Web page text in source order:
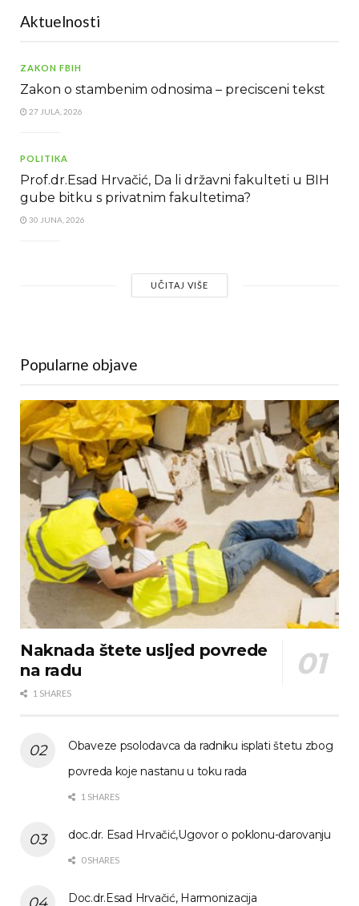
Aktuelnosti
ZAKON FBIH
Zakon o stambenim odnosima – precisceni tekst
27 JULA, 2026
POLITIKA
Prof.dr.Esad Hrvačić, Da li državni fakulteti u BIH
gube bitku s privatnim fakultetima?
30 JUNA, 2026
UČITAJ VIŠE
Popularne objave
Naknada štete usljed povrede
na radu
1 SHARES
Obaveze psolodavca da radniku isplati štetu zbog
povreda koje nastanu u toku rada
1 SHARES
doc.dr. Esad Hrvačić,Ugovor o poklonu-darovanju
0 SHARES
Doc.dr.Esad Hrvačić, Harmonizacija